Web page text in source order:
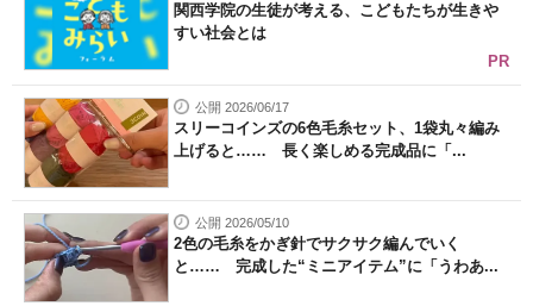
関西学院の生徒が考える、こどもたちが生きや
すい社会とは
PR
公開 2026/06/17
スリーコインズの6色毛糸セット、1袋丸々編み
上げると…… 長く楽しめる完成品に「...
公開 2026/05/10
2色の毛糸をかぎ針でサクサク編んでいく
と…… 完成した“ミニアイテム”に「うわあ...